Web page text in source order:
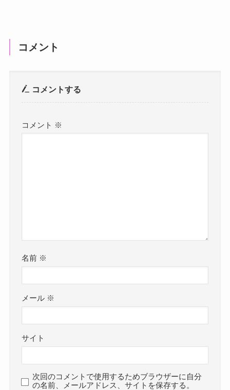
コメント
コメントする
コメント ※
名前 ※
メール ※
サイト
次回のコメントで使用するためブラウザーに自分
の名前、メールアドレス、サイトを保存する。